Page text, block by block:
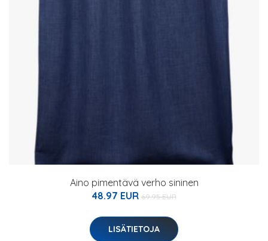
Aino pimentävä verho sininen
48.97 EUR 69.95 EUR
LISÄTIETOJA